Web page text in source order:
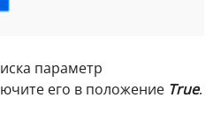
параметр
его в положение True.